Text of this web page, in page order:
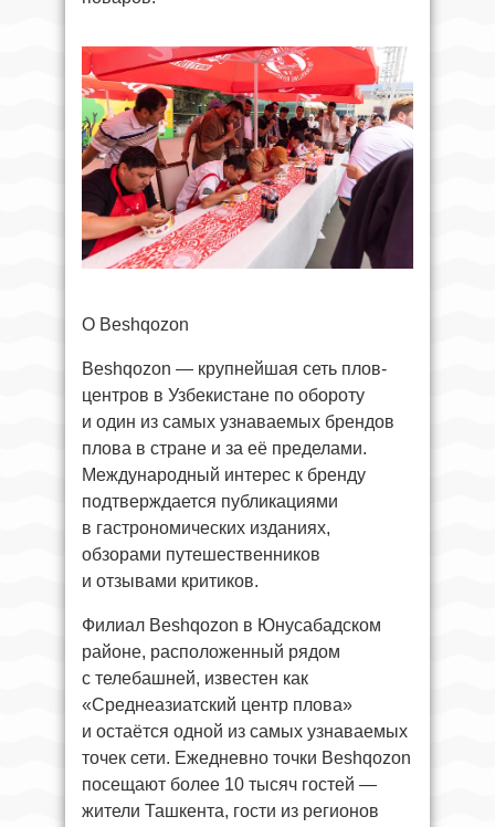
О Beshqozon
Beshqozon — крупнейшая сеть плов-
центров в Узбекистане по обороту
и один из самых узнаваемых брендов
плова в стране и за её пределами.
Международный интерес к бренду
подтверждается публикациями
в гастрономических изданиях,
обзорами путешественников
и отзывами критиков.
Филиал Beshqozon в Юнусабадском
районе, расположенный рядом
с телебашней, известен как
«Среднеазиатский центр плова»
и остаётся одной из самых узнаваемых
точек сети. Ежедневно точки Beshqozon
посещают более 10 тысяч гостей —
жители Ташкента, гости из регионов